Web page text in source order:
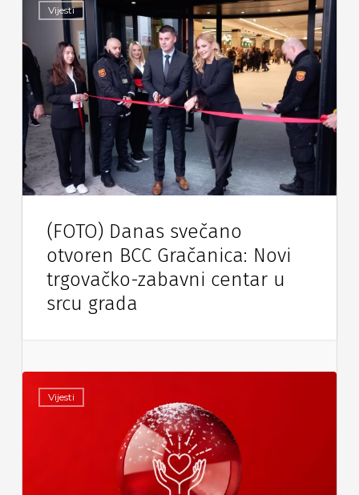
Vijesti
(FOTO) Danas svečano
otvoren BCC Gračanica: Novi
trgovačko-zabavni centar u
srcu grada
Vijesti